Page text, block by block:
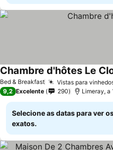
Bed & Breakfast Vistas para
Chambre d'hôtes Le
9,2 Excelente 290 Limeray, a
Selecione as datas para ver
exatos.